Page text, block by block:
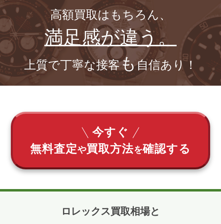
高額買取はもちろん、
満足感が違う。
上質で丁寧な接客も自信あり！
今すぐ
無料査定や買取方法を確認する
ロレックス買取相場と